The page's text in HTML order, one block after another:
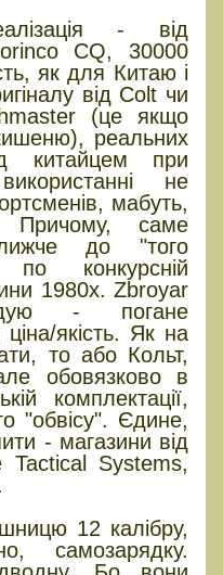
- від
CQ, 30000
як для Китаю і
від Colt чи
(це якщо
реальних
китайцем при
не
мабуть,
Причому, саме
до "того
конкурсній
1980х. Zbroyar
- погане
якість. Як на
то або Кольт,
обовязково в
комплектації,
"обвісу". Єдине,
- магазини від
Systems,
12 калібру,
самозарядку.